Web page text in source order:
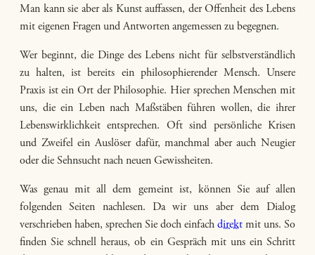
Man kann sie aber als Kunst auffassen, der Offenheit des Lebens
mit eigenen Fragen und Antworten angemessen zu begegnen.
Wer beginnt, die Dinge des Lebens nicht für selbstverständlich
zu halten, ist bereits ein philosophierender Mensch. Unsere
Praxis ist ein Ort der Philosophie. Hier sprechen Menschen mit
uns, die ein Leben nach Maßstäben führen wollen, die ihrer
Lebenswirklichkeit entsprechen. Oft sind persönliche Krisen
und Zweifel ein Auslöser dafür, manchmal aber auch Neugier
oder die Sehnsucht nach neuen Gewissheiten.
Was genau mit all dem gemeint ist, können Sie auf allen
folgenden Seiten nachlesen. Da wir uns aber dem Dialog
verschrieben haben, sprechen Sie doch einfach direkt mit uns. So
finden Sie schnell heraus, ob ein Gespräch mit uns ein Schritt